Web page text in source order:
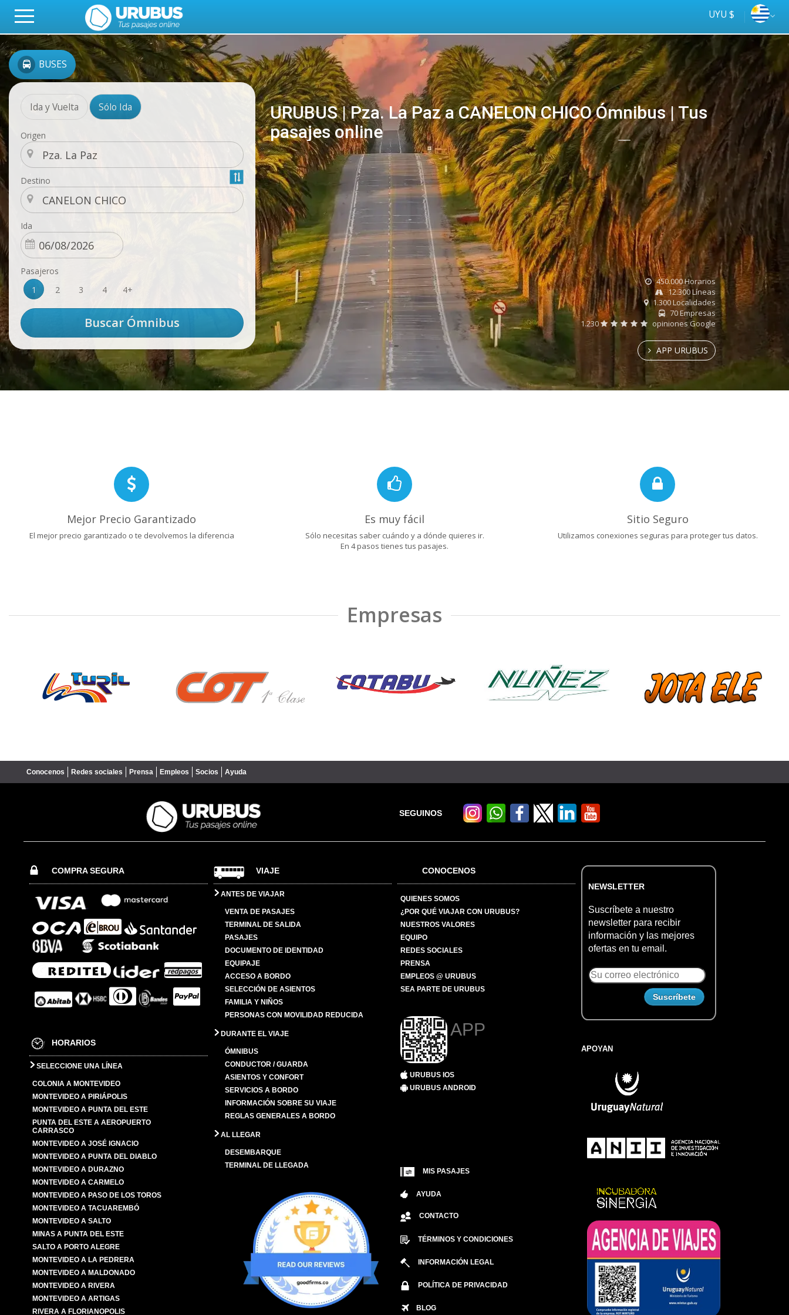
UYU $
BUSES
Ida y Vuelta Sólo Ida
Origen
Destino
Ida
Pasajeros
1
2 3 4 4+
URUBUS | Pza. La Paz a CANELON CHICO Ómnibus | Tus
pasajes online
online
Tus
ómnibus
450.000 Horarios
12.300 Líneas
1.300 Localidades
70 Empresas
1.230
opiniones Google
APP URUBUS
Mejor Precio Garantizado
El mejor precio garantizado o te devolvemos la diferencia
Es muy fácil
Sólo necesitas saber cuándo y a dónde quieres ir.
En 4 pasos tienes tus pasajes.
Sitio Seguro
Utilizamos conexiones seguras para proteger tus datos.
Empresas
Conocenos Redes sociales Prensa Empleos Socios Ayuda
SEGUINOS
COMPRA SEGURA
HORARIOS
SELECCIONE UNA LÍNEA
COLONIA A MONTEVIDEO
MONTEVIDEO A PIRIÁPOLIS
MONTEVIDEO A PUNTA DEL ESTE
PUNTA DEL ESTE A AEROPUERTO
CARRASCO
MONTEVIDEO A JOSÉ IGNACIO
MONTEVIDEO A PUNTA DEL DIABLO
MONTEVIDEO A DURAZNO
MONTEVIDEO A CARMELO
MONTEVIDEO A PASO DE LOS TOROS
MONTEVIDEO A TACUAREMBÓ
MONTEVIDEO A SALTO
MINAS A PUNTA DEL ESTE
SALTO A PORTO ALEGRE
MONTEVIDEO A LA PEDRERA
MONTEVIDEO A MALDONADO
MONTEVIDEO A RIVERA
MONTEVIDEO A ARTIGAS
RIVERA A FLORIANOPOLIS
VIAJE
ANTES DE VIAJAR
VENTA DE PASAJES
TERMINAL DE SALIDA
PASAJES
DOCUMENTO DE IDENTIDAD
EQUIPAJE
ACCESO A BORDO
SELECCIÓN DE ASIENTOS
FAMILIA Y NIÑOS
PERSONAS CON MOVILIDAD REDUCIDA
DURANTE EL VIAJE
ÓMNIBUS
CONDUCTOR / GUARDA
ASIENTOS Y CONFORT
SERVICIOS A BORDO
INFORMACIÓN SOBRE SU VIAJE
REGLAS GENERALES A BORDO
AL LLEGAR
DESEMBARQUE
TERMINAL DE LLEGADA
CONOCENOS
QUIENES SOMOS
¿POR QUÉ VIAJAR CON URUBUS?
NUESTROS VALORES
EQUIPO
REDES SOCIALES
PRENSA
EMPLEOS @ URUBUS
SEA PARTE DE URUBUS
APP
URUBUS IOS
URUBUS ANDROID
MIS PASAJES
AYUDA
CONTACTO
TÉRMINOS Y CONDICIONES
INFORMACIÓN LEGAL
POLÍTICA DE PRIVACIDAD
BLOG
NEWSLETTER
Suscríbete a nuestro
newsletter para recibir
información y las mejores
ofertas en tu email.
APOYAN